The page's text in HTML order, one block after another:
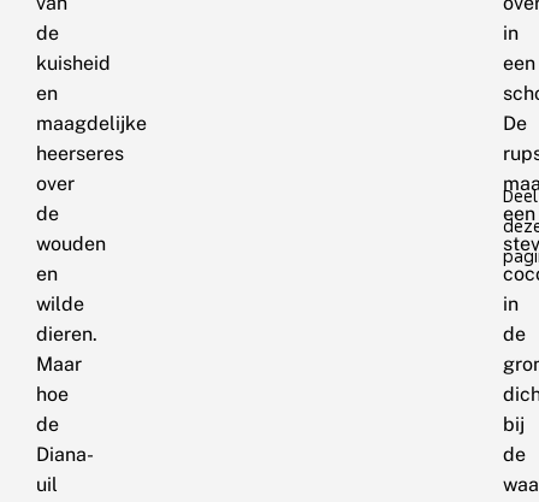
de
kuisheid
en
maagdelijke
heerseres
over
de
wouden
en
wilde
dieren.
Maar
hoe
de
Diana-
uil
in
een
De
een
in
de
bij
de
Deel